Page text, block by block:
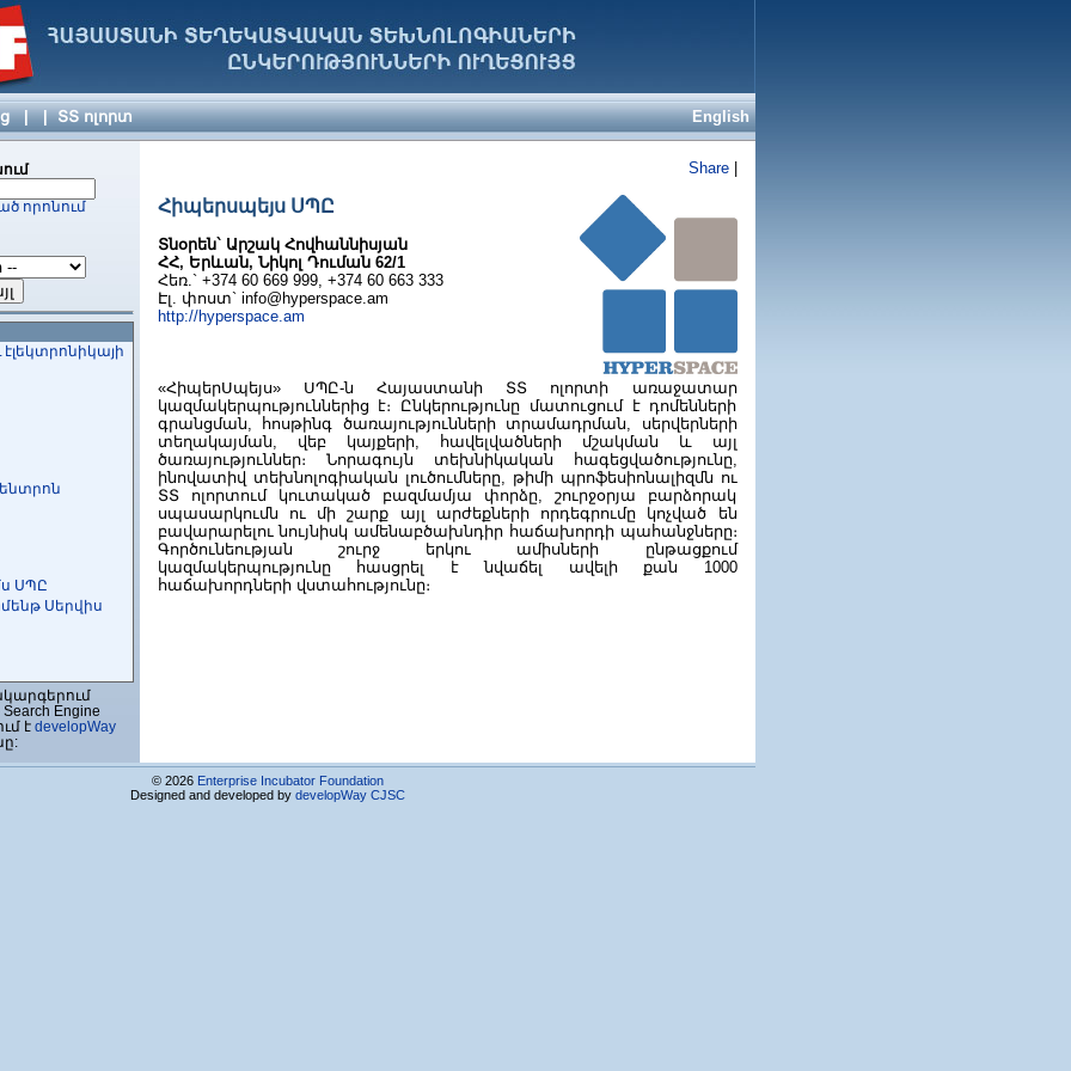
||ՏՏ ոլորտ English
որոնում
ՍՊԸ
ՍՊԸ
ՍՊԸ
Սերվիս
Engine
է developWay
Share
Հիպերսպեյս ՍՊԸ
Տնօրեն` Արշակ Հովհաննիսյան
ՀՀ, Երևան, Նիկոլ Դուման 62/1
Հեռ.` +374 60 669 999, +374 60 663 333
Էլ. փոստ` info@hyperspace.am
http://hyperspace.am
«ՀիպերՍպեյս» ՍՊԸ-ն Հայաստանի ՏՏ ոլորտի առաջատար
կազմակերպություններից է։ Ընկերությունը մատուցում է դոմենների
գրանցման, հոսթինգ ծառայությունների տրամադրման, սերվերների
տեղակայման, վեբ կայքերի, հավելվածների մշակման և այլ
ծառայություններ։ Նորագույն տեխնիկական հագեցվածությունը,
ինովատիվ տեխնոլոգիական լուծումները, թիմի պրոֆեսիոնալիզմն ու
ՏՏ ոլորտում կուտակած բազմամյա փորձը, շուրջօրյա բարձորակ
սպասարկումն ու մի շարք այլ արժեքների որդեգրումը կոչված են
բավարարելու նույնիսկ ամենաբծախնդիր հաճախորդի պահանջները։
Գործունեության շուրջ երկու ամիսների ընթացքում
կազմակերպությունը հասցրել է նվաճել ավելի քան 1000
հաճախորդների վստահությունը։
© 2026 Enterprise Incubator Foundation
Designed and developed by developWay CJSC